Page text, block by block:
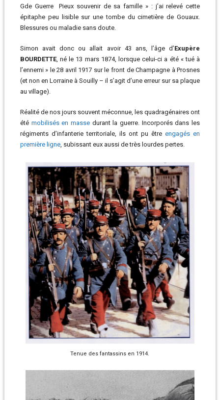
Gde Guerre Pieux souvenir de sa famille » : j’ai relevé cette
épitaphe peu lisible sur une tombe du cimetière de Gouaux.
Blessures ou maladie sans doute.
Simon avait donc ou allait avoir 43 ans, l’âge d’Exupère
BOURDETTE, né le 13 mars 1874, lorsque celui-ci a été « tué à
l’ennemi » le 28 avril 1917 sur le front de Champagne à Prosnes
(et non en Lorraine à Souilly – il s’agit d’une erreur sur sa plaque
au village).
Réalité de nos jours souvent méconnue, les quadragénaires ont
été mobilisés en masse durant la guerre. Incorporés dans les
régiments d’infanterie territoriale, ils ont pu êtreengagés en
première ligne, subissant eux aussi de très lourdes pertes.
Tenue des fantassins en 1914.